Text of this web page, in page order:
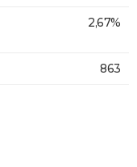
2,67%
863